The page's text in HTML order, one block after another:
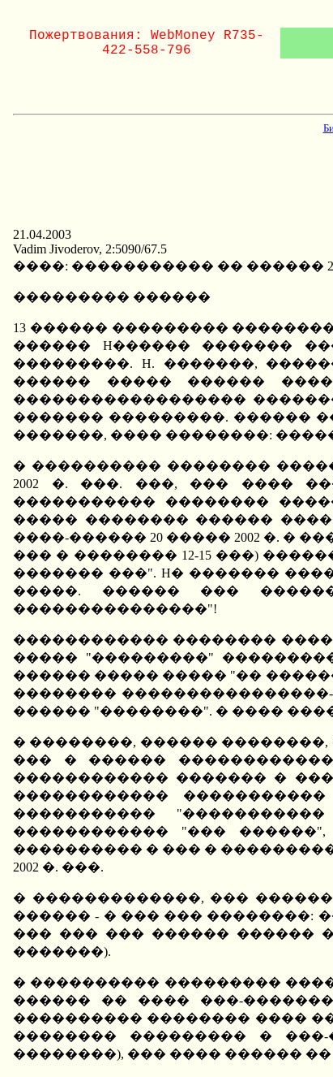
Пожертвования: WebMoney R735-
422-558-796
21.04.2003
Vadim Jivoderov, 2:5090/67.5
����: ����������� �� ������
��������� ������
13 ������ ���������
������ H������ �������
���������. H. �������,
������ ����� ������
������������������
������� ���������. ������
�������, ���� ��������:
� ���������� ��������
2002 �. ���. ���, ��� ����
����������� ��������
����� �������� ������
����-������ 20 ����� 2002 �. �
��� � �������� 12-15 ���)
������� ���". H� �������
�����. ������ ���
���������������"!
������������ ��������
����� "���������"
������ ����� ����� "��
��������
������ "��������". � ����
� ��������, ������
��� � ������
������������ ������� �
������������
�����������
������������ "���
���������� � ��� �
2002 �. ���.
� �������������, ���
������ - � ��� ��� ��������:
��� ��� ��� ������ ������
�������).
� ���������� ���������
������ �� ���� ���-
���������� �������� ����
�������� ��������� �
��������), ��� ���� ������